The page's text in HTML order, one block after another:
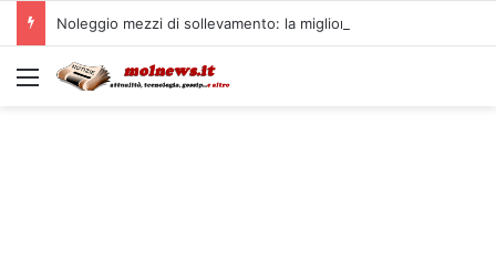
Noleggio mezzi di sollevamento: la migliore soluzione
Menu